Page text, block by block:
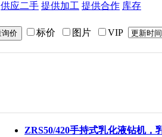
供应二手 提供加工 提供合作 库存
标价 图片 VIP
ZRS50/420手持式乳化液钻机，